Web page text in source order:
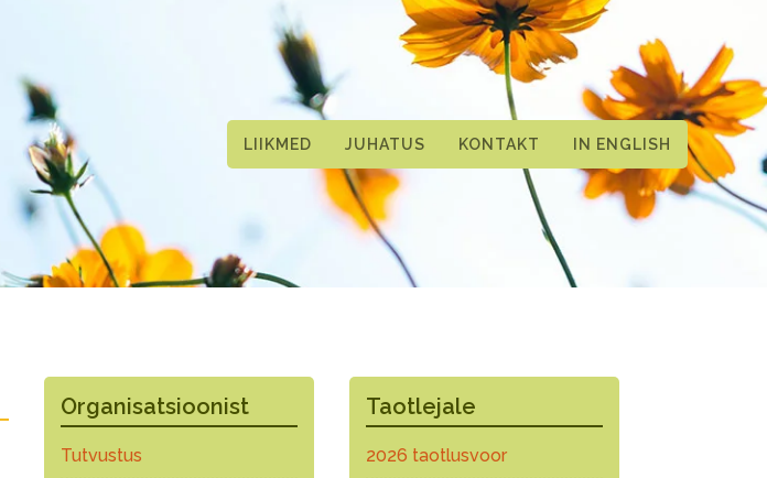
LIIKMED JUHATUS KONTAKT IN ENGLISH
Organisatsioonist
Tutvustus
Taotlejale
2026 taotlusvoor